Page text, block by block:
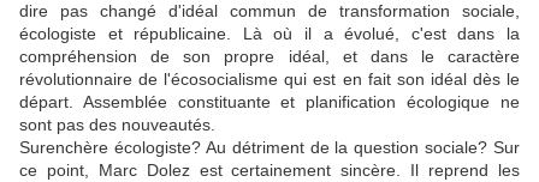
dire pas changé d'idéal commun de transformation sociale,
écologiste et républicaine. Là où il a évolué, c'est dans la
compréhension de son propre idéal, et dans le caractère
révolutionnaire de l'écosocialisme qui est en fait son idéal dès le
départ. Assemblée constituante et planification écologique ne
sont pas des nouveautés.
Surenchère écologiste? Au détriment de la question sociale? Sur
ce point, Marc Dolez est certainement sincère. Il reprend les